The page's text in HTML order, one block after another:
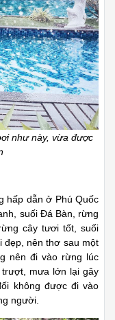
như này, vừa được
hấp dẫn ở Phú Quốc
suối Đá Bàn, rừng
cây tươi tốt, suối
đẹp, nên thơ sau một
nên đi vào rừng lúc
mưa lớn lại gây
không được đi vào
người.